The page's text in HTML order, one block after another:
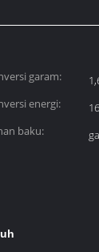
garam:
energi:
baku: